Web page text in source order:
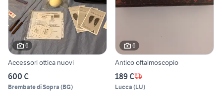
6
Accessori ottica nuovi
600 €
Brembate di Sopra (BG)
6
Antico oftalmoscopio
189 €
Lucca (LU)